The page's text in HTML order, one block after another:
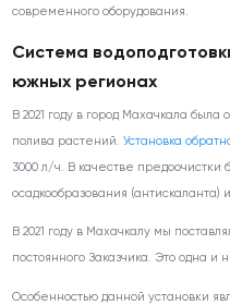
современного оборудования.
Система
южных регионах
В 2021 году в город Махачкала
полива растений.Установка
3000 л/ч. В качестве предоочистки
осадкообразования
В 2021 году в Махачкалу мы
постоянного Заказчика. Это одна
Особенностью данной установки